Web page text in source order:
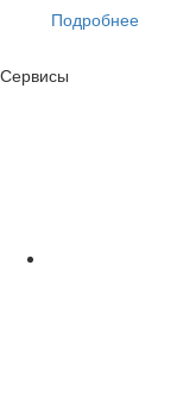
Подробнее
Сервисы